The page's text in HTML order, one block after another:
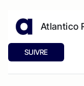
Atlantico
SUIVRE